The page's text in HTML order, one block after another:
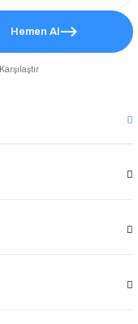
Hemen Al
Karşılaştır